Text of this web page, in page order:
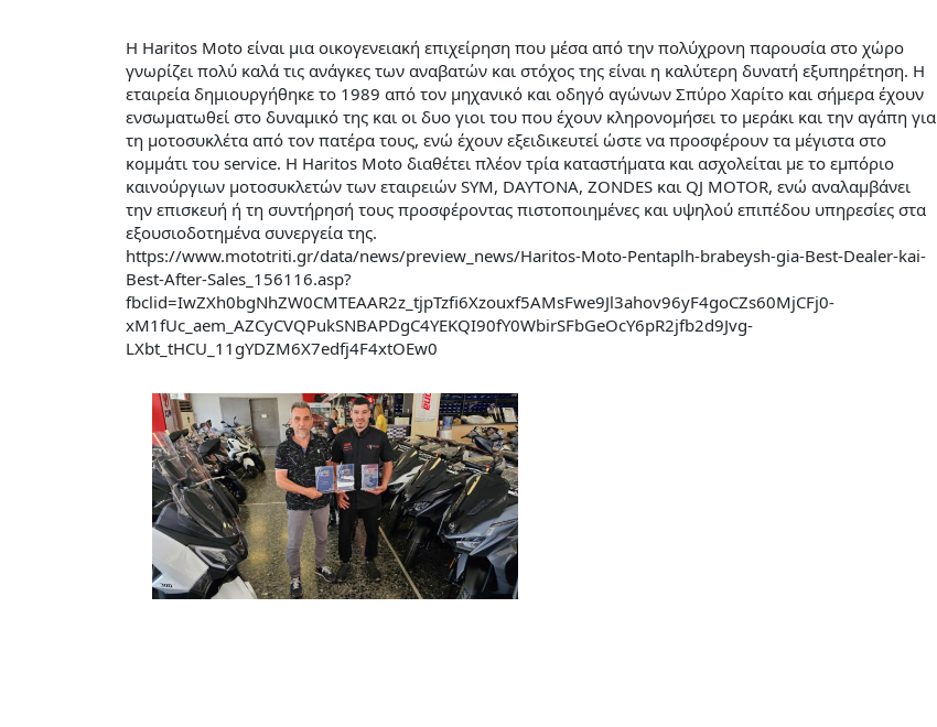
Η Haritos Moto είναι μια οικογενειακή επιχείρηση που μέσα από την πολύχρονη παρουσία στο χώρο
γνωρίζει πολύ καλά τις ανάγκες των αναβατών και στόχος της είναι η καλύτερη δυνατή εξυπηρέτηση. Η
εταιρεία δημιουργήθηκε το 1989 από τον μηχανικό και οδηγό αγώνων Σπύρο Χαρίτο και σήμερα έχουν
ενσωματωθεί στο δυναμικό της και οι δυο γιοι του που έχουν κληρονομήσει το μεράκι και την αγάπη για
τη μοτοσυκλέτα από τον πατέρα τους, ενώ έχουν εξειδικευτεί ώστε να προσφέρουν τα μέγιστα στο
κομμάτι του service. Η Haritos Moto διαθέτει πλέον τρία καταστήματα και ασχολείται με το εμπόριο
καινούργιων μοτοσυκλετών των εταιρειών SYM, DAYTONA, ZONDES και QJ MOTOR, ενώ αναλαμβάνει
την επισκευή ή τη συντήρησή τους προσφέροντας πιστοποιημένες και υψηλού επιπέδου υπηρεσίες στα
εξουσιοδοτημένα συνεργεία της.
https://www.mototriti.gr/data/news/preview_news/Haritos-Moto-Pentaplh-brabeysh-gia-Best-Dealer-kai-
Best-After-Sales_156116.asp?
fbclid=IwZXh0bgNhZW0CMTEAAR2z_tjpTzfi6Xzouxf5AMsFwe9Jl3ahov96yF4goCZs60MjCFj0-
xM1fUc_aem_AZCyCVQPukSNBAPDgC4YEKQI90fY0WbirSFbGeOcY6pR2jfb2d9Jvg-
LXbt_tHCU_11gYDZM6X7edfj4F4xtOEw0